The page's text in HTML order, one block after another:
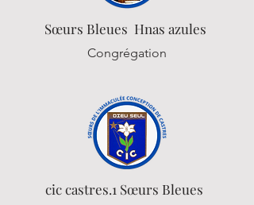
Sœurs Bleues Hnas azules
Congrégation
cic castres.1 Sœurs Bleues